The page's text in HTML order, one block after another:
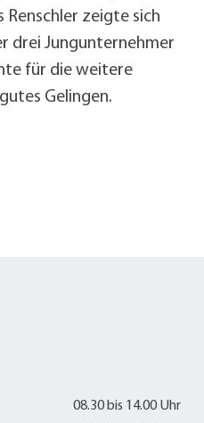
zeigte sich
drei Jungunternehmer
für die weitere
Gelingen.
08.30 bis 14.00 Uhr